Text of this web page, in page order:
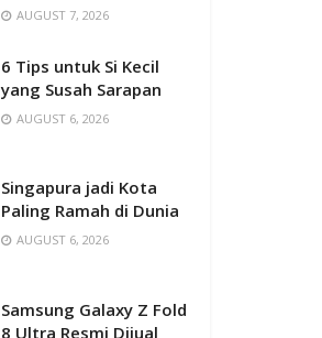
AUGUST 7, 2026
6 Tips untuk Si Kecil
yang Susah Sarapan
AUGUST 6, 2026
Singapura jadi Kota
Paling Ramah di Dunia
AUGUST 6, 2026
Samsung Galaxy Z Fold
8 Ultra Resmi Dijual